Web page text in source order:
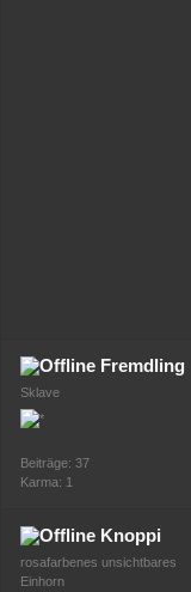
Fremdling
Sklave
Beiträge: 37
Karma: 1
Knoppi
rosafarbenes unsichtbares
Einhorn